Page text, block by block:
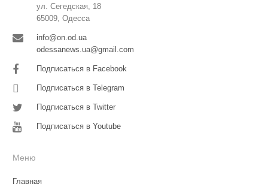
ул. Сегедская, 18
65009, Одесса
info@on.od.ua
odessanews.ua@gmail.com
Подписаться в Facebook
Подписаться в Telegram
Подписаться в Twitter
Подписаться в Youtube
Меню
Главная